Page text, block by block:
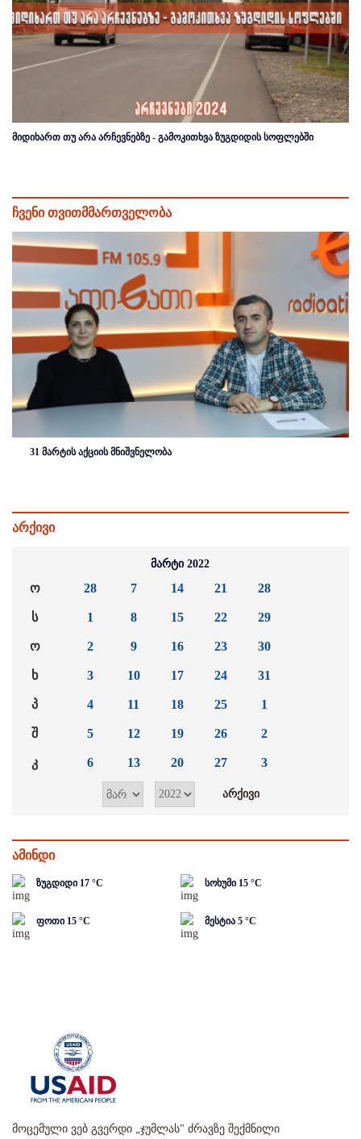
მიდიხართ თუ არა არჩევნებზე - გამოკითხვა ზუგდიდის სოფლებში
ჩვენი თვითმმართველობა
31 მარტის აქციის მნიშვნელობა
არქივი
მარტი 2022
ო
ს
ო
ხ
პ
შ
კ
28
1
2
3
4
5
6
7
8
9
10
11
12
13
14
15
16
17
18
19
20
21
22
23
24
25
26
27
28
29
30
31
1
2
3
ამინდი
ზუგდიდი 17 °C სოხუმი 15 °C
ფოთი 15 °C მესტია 5 °C
მოცემული ვებ გვერდი „ჯუმლას" ძრავზე შექმნილი